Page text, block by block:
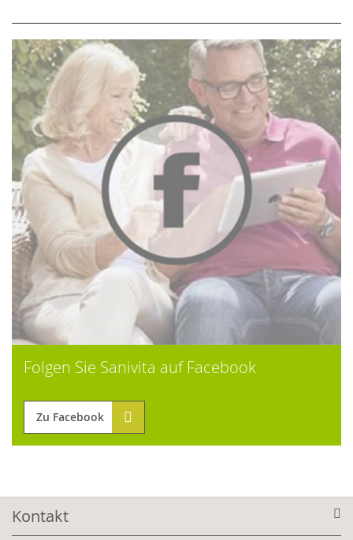
Folgen Sie Sanivita auf Facebook
Zu Facebook
Kontakt